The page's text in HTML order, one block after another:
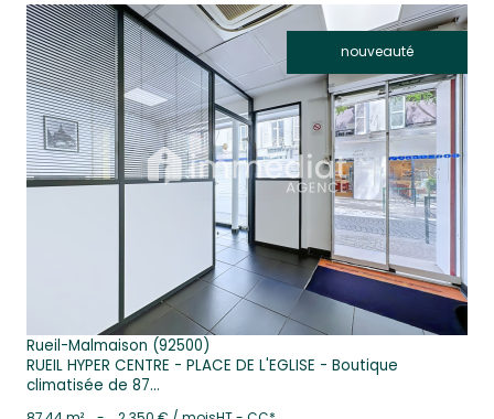
estimez, après avoir contacté l'Agence / le Réseau, que vos droits «
Informatique et Libertés » ne sont pas respectés, vous pouvez adresser
une réclamation à la CNIL. Nous vous informons de l’existence de la liste
d'opposition au démarchage téléphonique « Bloctel », sur laquelle vous
pouvez vous inscrire ici :https://www.bloctel.gouv.fr. Dans le cadre de la
protection des Données personnelles, nous vous invitons à ne pas
inscrire de Données sensibles dans le champ de saisie libre.
Ce site est protégé par reCAPTCHA, lesPolitiques de Confidentialité
de Google s'appliquent.
nouveauté
voir le bien
Rueil-Malmaison (92500)
RUEIL HYPER CENTRE - PLACE DE L'EGLISE - Boutique
climatisée de 87...